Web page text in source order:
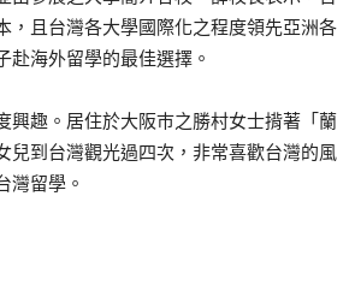
，且台灣各大學國際化之程度領先亞洲各
海外留學的最佳選擇。
趣。居住於大阪巿之勝村女士揹著「蘭
兒到台灣觀光過四次，非常喜歡台灣的風
灣留學。